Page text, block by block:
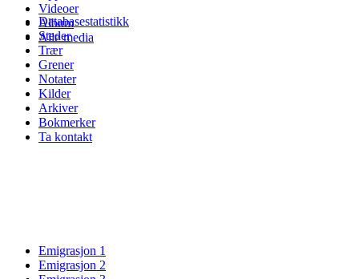
Videoer
Album
Alle media
Databasestatistikk
Steder
Trær
Grener
Notater
Kilder
Arkiver
Bokmerker
Ta kontakt
Emigrasjon 1
Emigrasjon 2